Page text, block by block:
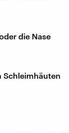
die Nase
Schleimhäuten